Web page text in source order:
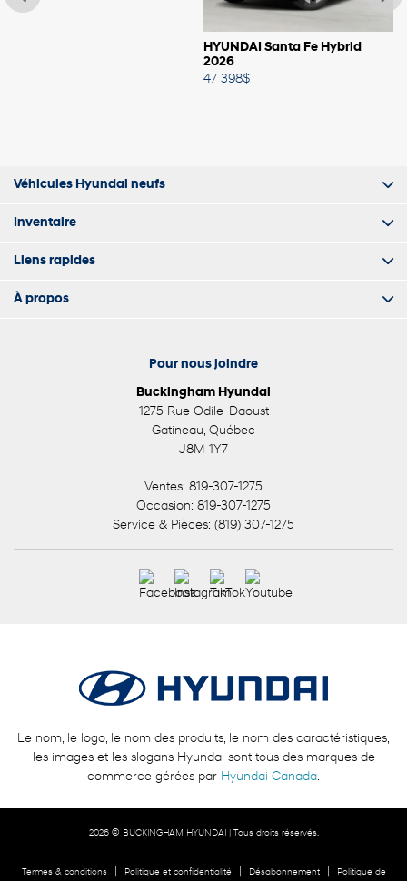
HYUNDAI Santa Fe Hybrid
2026
47 398$
Pour nous joindre
Buckingham Hyundai
1275 Rue Odile-Daoust
Gatineau, Québec
J8M 1Y7
Ventes: 819-307-1275
Occasion: 819-307-1275
Service & Pièces: (819) 307-1275
Véhicules Hyundai neufs
Inventaire
Liens rapides
À propos
Le nom, le logo, le nom des produits, le nom des caractéristiques,
les images et les slogans Hyundai sont tous des marques de
commerce gérées par Hyundai Canada.
2026 © BUCKINGHAM HYUNDAI | Tous droits réservés.
Termes & conditions| Politique et confidentialité| Désabonnement| Politique de